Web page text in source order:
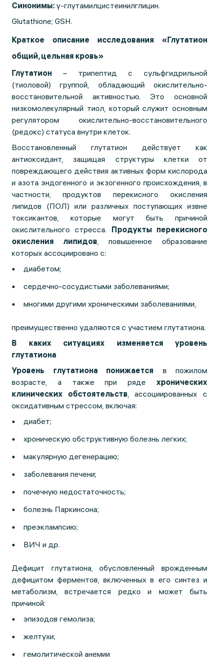
Синонимы:γ-глутамилцистеинилглицин.
Glutathione; GSH.
Краткое описание исследования «Глутатион
общий, цельная кровь»
Глутатион – трипептид с сульфгидрильной
(тиоловой) группой, обладающий окислительно-
восстановительной активностью. Это основной
низкомолекулярный тиол, который служит основным
регулятором окислительно-восстановительного
(редокс) статуса внутри клеток.
Восстановленный глутатион действует как
антиоксидант, защищая структуры клетки от
повреждающего действия активных форм кислорода
и азота эндогенного и экзогенного происхождения, в
частности, продуктов перекисного окисления
липидов (ПОЛ) или различных поступающих извне
токсикантов, которые могут быть причиной
окислительного стресса. Продукты перекисного
окисления липидов, повышенное образование
которых ассоциировано с:
диабетом;
сердечно-сосудистыми заболеваниями;
многими другими хроническими заболеваниями,
преимущественно удаляются с участием глутатиона.
В каких ситуациях изменяется уровень
глутатиона
Уровень глутатиона понижается в пожилом
возрасте, а также при ряде хронических
клинических обстоятельств, ассоциированных с
оксидативным стрессом, включая:
диабет;
хроническую обструктивную болезнь легких;
макулярную дегенерацию;
заболевания печени;
почечную недостаточность;
болезнь Паркинсона;
преэклампсию;
ВИЧ и др.
Дефицит глутатиона, обусловленный врожденным
дефицитом ферментов, включенных в его синтез и
метаболизм, встречается редко и может быть
причиной:
эпизодов гемолиза;
желтухи;
гемолитической анемии